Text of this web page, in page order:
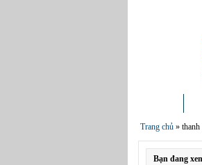
Trang chủ »
Bạn đang